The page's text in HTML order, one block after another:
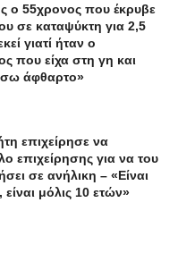
ο 55χρονος που έκρυβε
σε καταψύκτη για 2,5
γιατί ήταν ο
που είχα στη γη και
άφθαρτο»
επιχείρησε να
επιχείρησης για να του
σε ανήλικη – «Είναι
μόλις 10 ετών»